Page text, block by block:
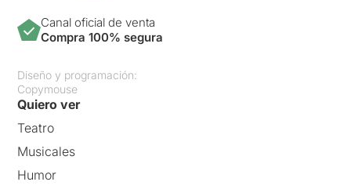
Canal oficial de venta
Compra 100% segura
Diseño y programación:
Copymouse
Quiero ver
Teatro
Musicales
Humor